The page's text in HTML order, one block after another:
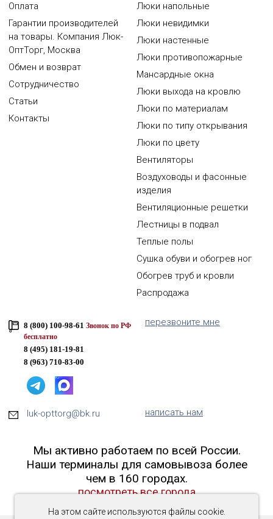
На этом сайте используются файлы cookie.
Оплата
Гарантии производителей
на товары. Компания Люк-
ОптТорг, Москва
Обмен и возврат
Сотрудничество
Статьи
Контакты
Люки напольные
Люки невидимки
Люки настенные
Люки противопожарные
Мансардные окна
Люки выхода на кровлю
Люки по материалам
Люки по типу открывания
Люки по цвету
Вентиляторы
Воздуховоды и фасонные
изделия
Вентиляционные решетки
Лестницы в подвал
Теплые полы
Сушка обуви и обогрев ног
Обогрев труб и кровли
Распродажа
8 (800) 100-98-61 Звонок по РФ
бесплатно
8 (495) 181-19-81
8 (963) 710-83-00
перезвоните мне
luk-opttorg@bk.ru написать нам
Мы активно работаем по всей России.
Наши терминалы для самовывоза более
чем в 160 городах.
посмотреть все города